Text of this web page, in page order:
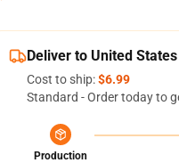
Deliver to United States
Cost to ship:$6.99
Standard - Order today to
Production